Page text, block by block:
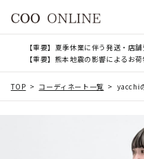
【重要】夏季休業に伴う発送・店
【重要】熊本地震の影響によるお
TOP コーディネート一覧 yacchi